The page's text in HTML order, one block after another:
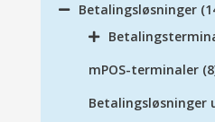
Betalingsløsninger
mPOS-terminaler
Betalingsløsninger